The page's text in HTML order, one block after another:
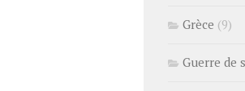
Grèce (9)
Guerre de